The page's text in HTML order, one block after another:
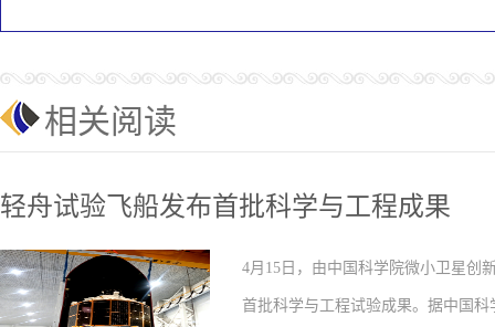
相关阅读
轻舟试验飞船发布首批科学与工程成果
4月15日，由中国科学院微小卫星创
首批科学与工程试验成果。据中国